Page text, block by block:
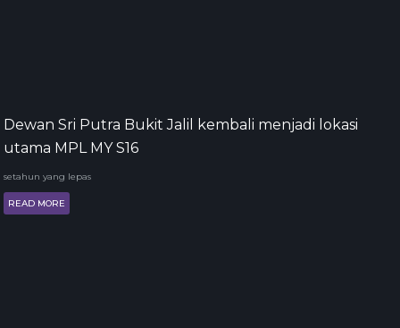
Dewan Sri Putra Bukit Jalil kembali menjadi lokasi
utama MPL MY S16
setahun yang lepas
READ MORE